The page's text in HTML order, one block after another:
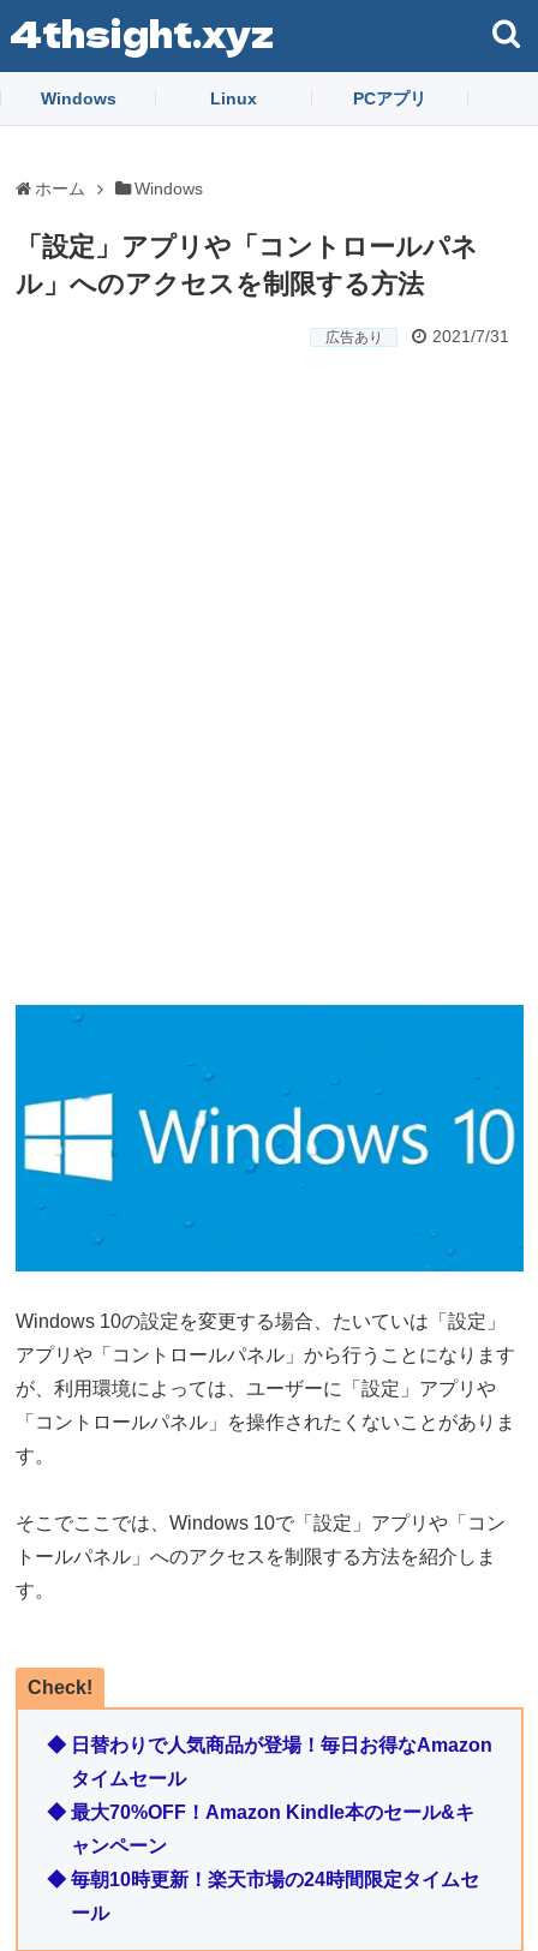
4thsight.xyz
Windows Linux PCアプリ
ホーム Windows
「設定」アプリや「コントロールパネ
ル」へのアクセスを制限する方法
広告あり 2021/7/31
Windows 10の設定を変更する場合、たいていは「設定」
アプリや「コントロールパネル」から行うことになります
が、利用環境によっては、ユーザーに「設定」アプリや
「コントロールパネル」を操作されたくないことがありま
す。
そこでここでは、Windows 10で「設定」アプリや「コン
トールパネル」へのアクセスを制限する方法を紹介しま
す。
Check!
◆ 日替わりで人気商品が登場！毎日お得なAmazon
タイムセール
◆ 最大70%OFF！Amazon Kindle本のセール&キ
ャンペーン
◆ 毎朝10時更新！楽天市場の24時間限定タイムセ
ール